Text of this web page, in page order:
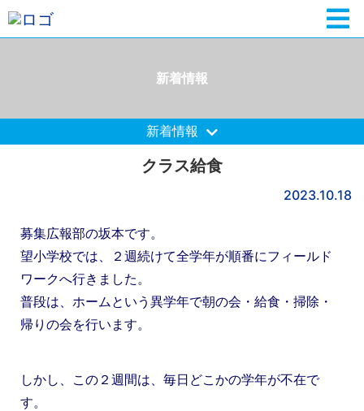
新着情報
新着情報
クラス給食
2023.10.18
募集広報部の坂本です。
望小学校では、２週続けて全学年が順番にフィールド
ワークへ行きました。
普段は、ホームという異学年で朝の会・給食・掃除・
帰りの会を行います。
しかし、この２週間は、毎日どこかの学年が不在で
す。